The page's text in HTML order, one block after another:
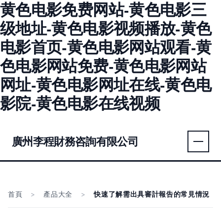
黄色电影免费网站-黄色电影三
级地址-黄色电影视频播放-黄色
电影首页-黄色电影网站观看-黄
色电影网站免费-黄色电影网站
网址-黄色电影网址在线-黄色电
影院-黄色电影在线视频
廣州李程財務咨詢有限公司
首頁 > 產品大全 > 快速了解需出具審計報告的常見情況